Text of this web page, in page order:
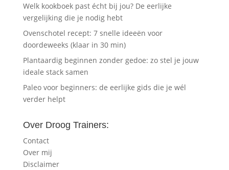
Welk kookboek past écht bij jou? De eerlijke
vergelijking die je nodig hebt
Ovenschotel recept: 7 snelle ideeën voor
doordeweeks (klaar in 30 min)
Plantaardig beginnen zonder gedoe: zo stel je jouw
ideale stack samen
Paleo voor beginners: de eerlijke gids die je wél
verder helpt
Over Droog Trainers:
Contact
Over mij
Disclaimer